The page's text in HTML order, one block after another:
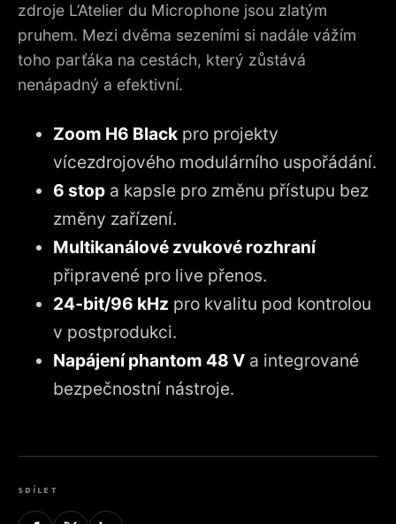
zdroje L’Atelier du Microphone jsou zlatým
pruhem. Mezi dvěma sezeními si nadále vážím
toho parťáka na cestách, který zůstává
nenápadný a efektivní.
Zoom H6 Black pro projekty
vícezdrojového modulárního uspořádání.
6 stop a kapsle pro změnu přístupu bez
změny zařízení.
Multikanálové zvukové rozhraní
připravené pro live přenos.
24‑bit/96 kHz pro kvalitu pod kontrolou
v postprodukci.
Napájení phantom 48 V a integrované
bezpečnostní nástroje.
SDÍLET